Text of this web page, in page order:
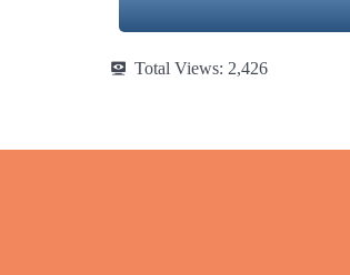
Total Views: 2,426